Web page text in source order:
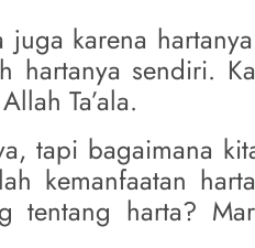
karena
sendiri.
Ta’ala.
tapi bagaimana
kemanfaatan
tentang harta?